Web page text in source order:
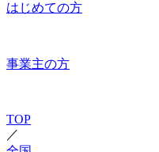
はじめての方
事業主の方
TOP
／